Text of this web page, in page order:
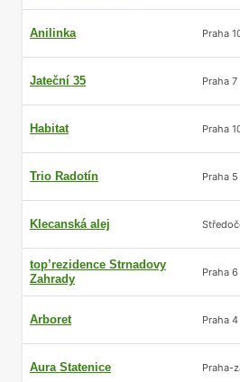
Anilinka Praha
Jateční 35 Praha 7
Habitat Praha
Trio Radotín Praha 5
Klecanská alej
top’rezidence Strnadovy
Zahrady
Praha 6
Arboret Praha 4
Aura Statenice Praha-